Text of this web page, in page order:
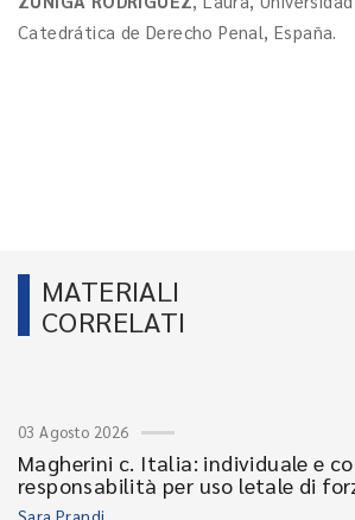
Catedrática de Derecho Penal, España.
MATERIALI
CORRELATI
03 Agosto 2026
Magherini c. Italia: individuale e
responsabilità per uso letale di
Sara Prandi